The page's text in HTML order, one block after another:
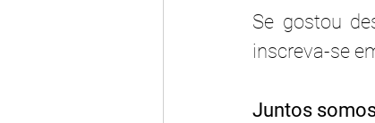
Se gostou
inscreva-se
Juntos